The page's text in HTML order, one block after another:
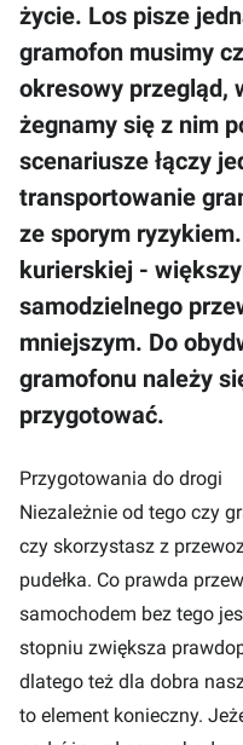
życie. Los pisze
gramofon musimy
okresowy przegląd,
żegnamy się z nim
scenariusze łączy
transportowanie
ze sporym
kurierskiej -
samodzielnego
mniejszym. Do
gramofonu należy
przygotować.
Przygotowania do drogi
Niezależnie od tego czy
czy skorzystasz z
pudełka. Co prawda
samochodem bez tego
stopniu zwiększa
dlatego też dla dobra
to element konieczny.